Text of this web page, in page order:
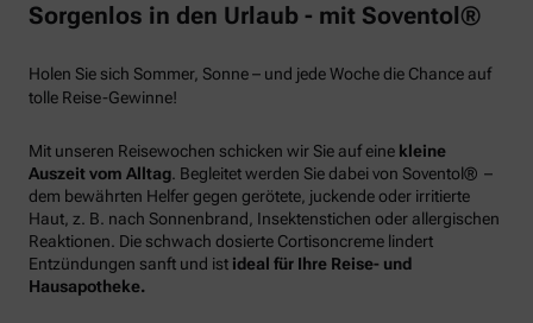
Sorgenlos in den Urlaub - mit Soventol®
Holen Sie sich Sommer, Sonne – und jede Woche die Chance auf
tolle Reise-Gewinne!
Mit unseren Reisewochen schicken wir Sie auf eine kleine
Auszeit vom Alltag . Begleitet werden Sie dabei von Soventol® –
dem bewährten Helfer gegen gerötete, juckende oder irritierte
Haut, z. B. nach Sonnenbrand, Insektenstichen oder allergischen
Reaktionen. Die schwach dosierte Cortisoncreme lindert
Entzündungen sanft und ist ideal für Ihre Reise- und
Hausapotheke.